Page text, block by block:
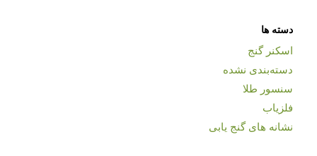
دسته ها
اسکنر گنج
دسته‌بندی نشده
سنسور طلا
فلزیاب
نشانه های گنج یابی